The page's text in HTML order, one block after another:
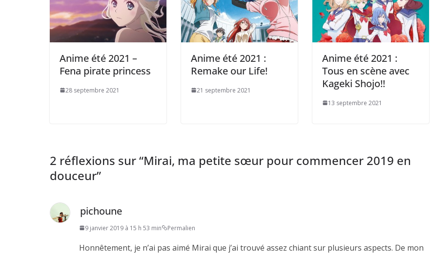
Anime été 2021 –
Fena pirate princess
28 septembre 2021
Anime été 2021 :
Remake our Life!
21 septembre 2021
Anime été 2021 :
Tous en scène avec
Kageki Shojo!!
13 septembre 2021
2 réflexions sur “Mirai, ma petite sœur pour commencer 2019 en
douceur”
pichoune
9 janvier 2019 à 15 h 53 min Permalien
Honnêtement, je n’ai pas aimé Mirai que j’ai trouvé assez chiant sur plusieurs aspects. De mon